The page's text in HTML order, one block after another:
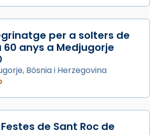
Barcelona, el cardenal Joan
presidit la missa i l’ha
bisbe auxiliar de Barcelona,
Share
de Barcelona
per a solters de
60 anys a Medjugorje
Bòsnia i Herzegovina
de Sant Roc de